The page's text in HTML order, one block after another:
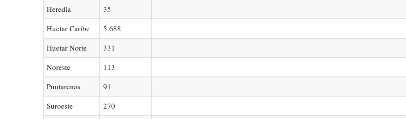
Heredia
35
Huetar Caribe
5.688
Huetar Norte
331
Noreste
113
Puntarenas
91
Suroeste
270